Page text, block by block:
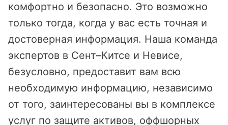
комфортно и безопасно. Это возможно
только тогда, когда у вас есть точная и
достоверная информация. Наша команда
экспертов в Сент–Китсе и Невисе,
безусловно, предоставит вам всю
необходимую информацию, независимо
от того, заинтересованы вы в комплексе
услуг по защите активов, оффшорных